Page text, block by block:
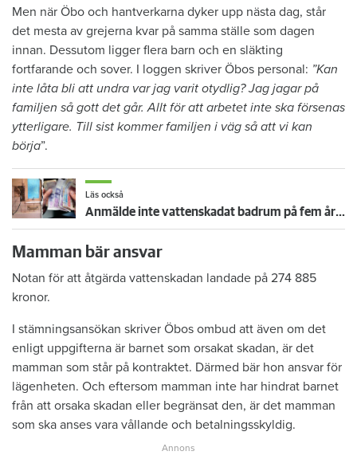
Men när Öbo och hantverkarna dyker upp nästa dag, står
det mesta av grejerna kvar på samma ställe som dagen
innan. Dessutom ligger flera barn och en släkting
fortfarande och sover. I loggen skriver Öbos personal: ”Kan
inte låta bli att undra var jag varit otydlig? Jag jagar på
familjen så gott det går. Allt för att arbetet inte ska försenas
ytterligare. Till sist kommer familjen i väg så att vi kan
börja”.
Läs också
Anmälde inte vattenskadat badrum på fem år – krävs på 125 000 kronor
Mamman bär ansvar
Notan för att åtgärda vattenskadan landade på 274 885
kronor.
I stämningsansökan skriver Öbos ombud att även om det
enligt uppgifterna är barnet som orsakat skadan, är det
mamman som står på kontraktet. Därmed bär hon ansvar för
lägenheten. Och eftersom mamman inte har hindrat barnet
från att orsaka skadan eller begränsat den, är det mamman
som ska anses vara vållande och betalningsskyldig.